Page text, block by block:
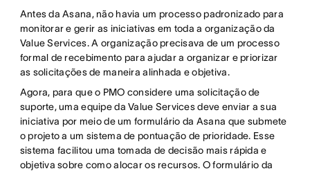
Antes da Asana, não havia um processo padronizado para
monitorar e gerir as iniciativas em toda a organização da
Value Services. A organização precisava de um processo
formal de recebimento para ajudar a organizar e priorizar
as solicitações de maneira alinhada e objetiva.
Agora, para que o PMO considere uma solicitação de
suporte, uma equipe da Value Services deve enviar a sua
iniciativa por meio de um formulário da Asana que submete
o projeto a um sistema de pontuação de prioridade. Esse
sistema facilitou uma tomada de decisão mais rápida e
objetiva sobre como alocar os recursos. O formulário da